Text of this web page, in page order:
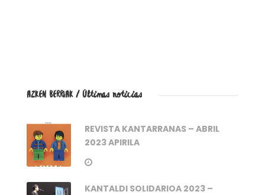
AZKEN BERRIAK / Últimas noticias
REVISTA KANTARRANAS – ABRIL
2023 APIRILA
KANTALDI SOLIDARIOA 2023 –